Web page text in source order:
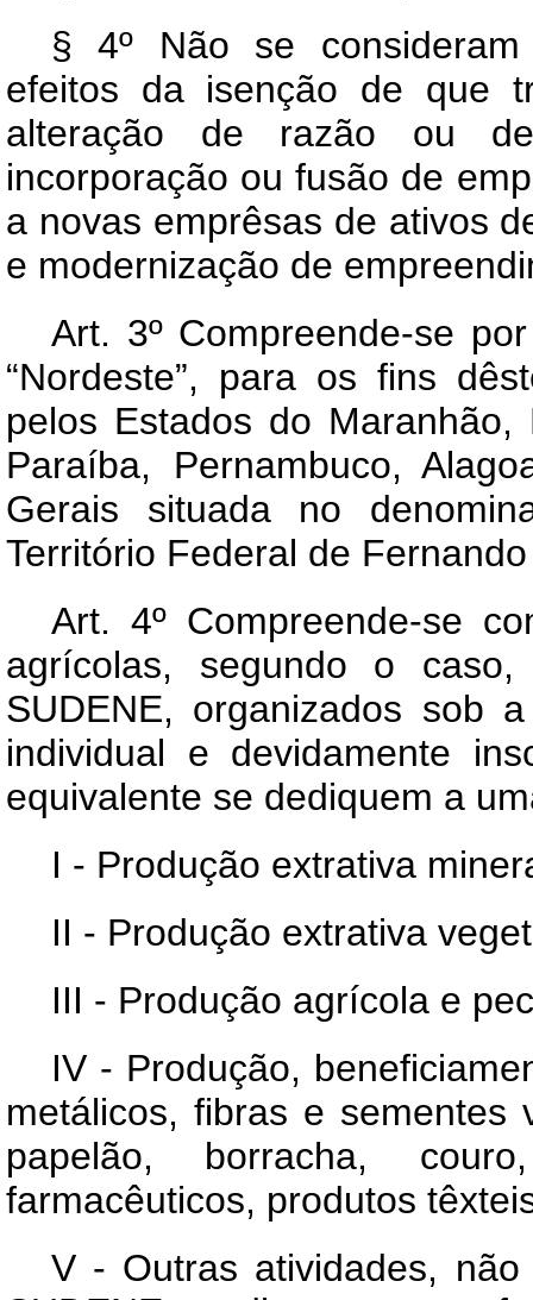
§ 4º Não se
efeitos da isenção de que
alteração de razão ou
incorporação ou fusão de
a novas emprêsas de ativos
e modernização de
Art. 3º Compreende-se
“Nordeste”, para os fins
pelos Estados do
Paraíba, Pernambuco,
Gerais situada no
Território Federal de
Art. 4º Compreende-se
agrícolas, segundo o
SUDENE, organizados sob
individual e devidamente
equivalente se dediquem a
I - Produção extrativa
II - Produção extrativa
III - Produção agrícola e
IV - Produção,
metálicos, fibras e sementes
papelão, borracha,
farmacêuticos, produtos
V - Outras atividades,